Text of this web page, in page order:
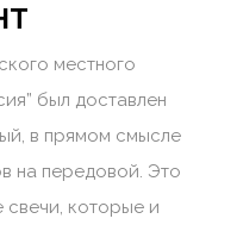
местного
был доставлен
в прямом смысле
на передовой. Это
свечи, которые и